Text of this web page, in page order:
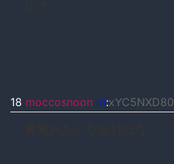
18 moccosnoon id:xYC5NXD80